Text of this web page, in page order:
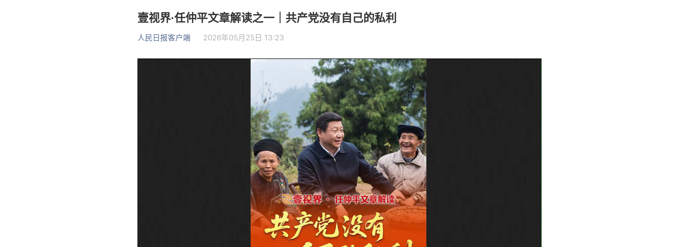
壹视界·任仲平文章解读之一｜共产党没有自己的私利
人民日报客户端 2026年05月25日 13:23